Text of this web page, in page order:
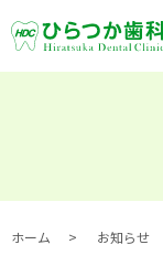
ホーム お知らせ